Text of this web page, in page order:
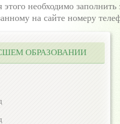
необходимо заполнить
на сайте номеру
ОБРАЗОВАНИИ